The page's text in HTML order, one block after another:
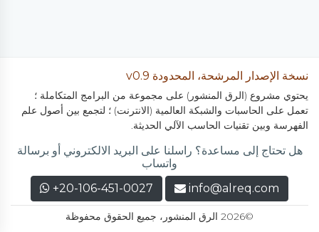
نسخة الإصدار المرشحة، المحدودة v0.9
يحتوي مشروع (الرق المنشور) على مجموعة من البرامج المتكاملة ؛
تعمل على الحاسبات والشبكة العالمية (الانترنت) ؛ لتجمع بين أصول علم
الفهرسة وبين تقنيات الحاسب الآلي الحديثة.
هل تحتاج إلى مساعدة؟ راسلنا على البريد الالكتروني أو برسالة
واتساب
info@alreq.com
+20-106-451-0027
©2026 الرق المنشور، جميع الحقوق محفوظة